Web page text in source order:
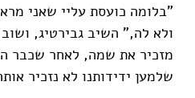
"בלומה כועסת עליי שאני
ולא לה," השיב גבירטיג,
מזכיר את שמה, לאחר שכבר
שלמען ידידותנו לא נזכיר